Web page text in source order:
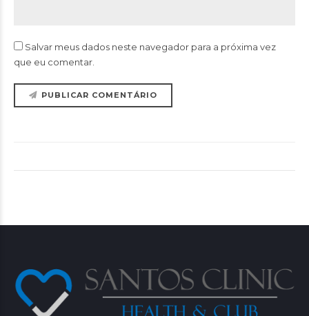
Salvar meus dados neste navegador para a próxima vez
que eu comentar.
PUBLICAR COMENTÁRIO